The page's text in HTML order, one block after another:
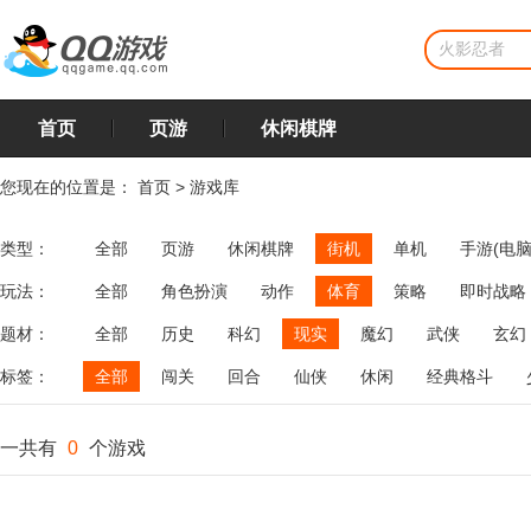
首页 页游 休闲棋牌
您现在的位置是： 首页 > 游戏库
类型： 全部 页游 休闲棋牌 街机 单机 手游(电
玩法： 全部 角色扮演 动作 体育 策略
即时战略
飞行
恋爱 第三人称射击 棋类 牌类 麻将
题材： 全部 历史 科幻 现实 魔幻 武侠 玄幻
标签： 全部 闯关 回合 仙侠 休闲 经典格斗
一共有 0 个游戏